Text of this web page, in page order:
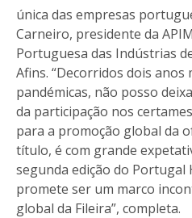
única das empresas
Carneiro, presidente da
Portuguesa das Indústrias
Afins. “Decorridos dois
pandémicas, não posso
da participação nos
para a promoção global da
título, é com grande
segunda edição do Portugal
promete ser um marco
global da Fileira”, completa.